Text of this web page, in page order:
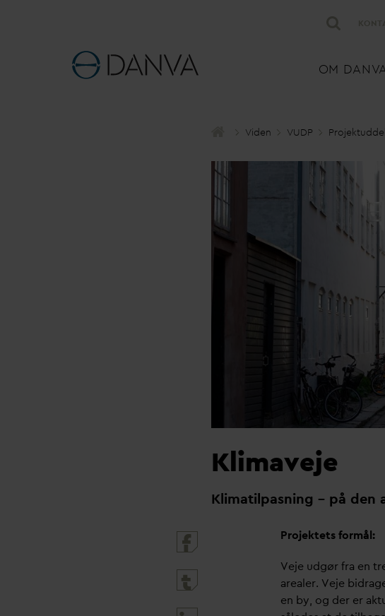
OM DANV
Viden VUDP
Klimaveje
Klimatilpasning – på den
Projektets formål:
Veje udgør fra en
arealer. Veje
en by, og der er